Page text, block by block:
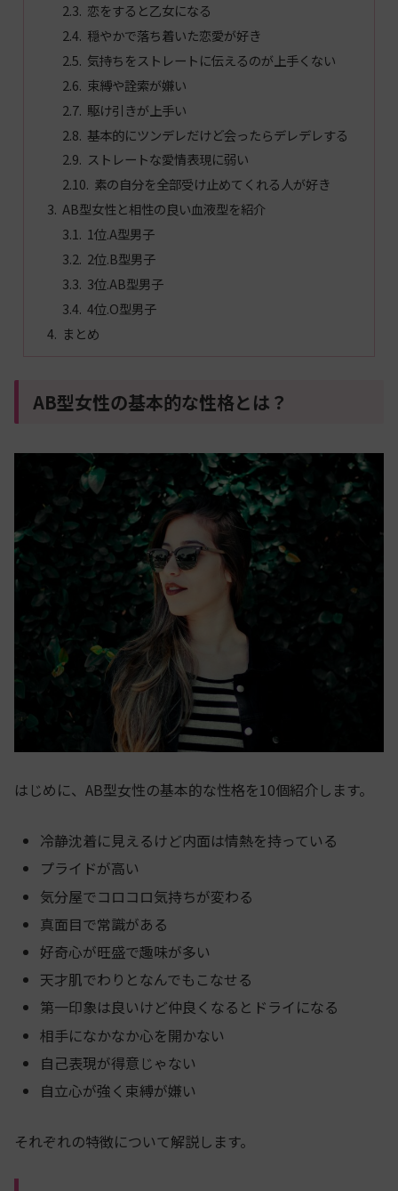
恋をすると乙女になる
穏やかで落ち着いた恋愛が好き
気持ちをストレートに伝えるのが上手くない
束縛や詮索が嫌い
駆け引きが上手い
基本的にツンデレだけど会ったらデレデレする
ストレートな愛情表現に弱い
素の自分を全部受け止めてくれる人が好き
AB型女性と相性の良い血液型を紹介
1位.A型男子
2位.B型男子
3位.AB型男子
4位.O型男子
まとめ
AB型女性の基本的な性格とは？
はじめに、AB型女性の基本的な性格を10個紹介します。
冷静沈着に見えるけど内面は情熱を持っている
プライドが高い
気分屋でコロコロ気持ちが変わる
真面目で常識がある
好奇心が旺盛で趣味が多い
天才肌でわりとなんでもこなせる
第一印象は良いけど仲良くなるとドライになる
相手になかなか心を開かない
自己表現が得意じゃない
自立心が強く束縛が嫌い
それぞれの特徴について解説します。